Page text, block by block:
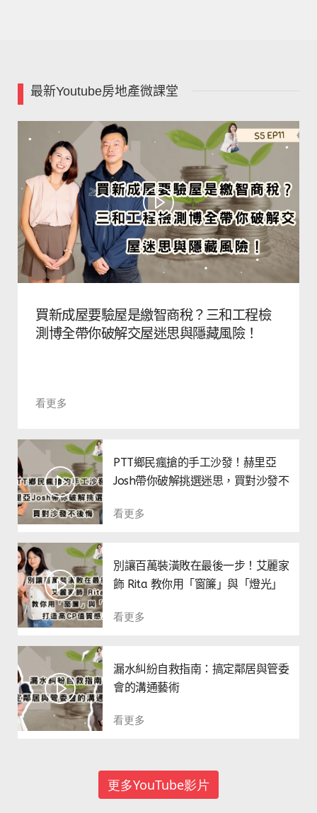
最新Youtube房地產微課堂
買新成屋要驗屋是繳智商稅？三和工程檢
測博全帶你破解交屋迷思與隱藏風險！
看更多
PTT鄉民瘋搶的手工沙發！赫里亞
Josh帶你破解挑選迷思，買對沙發不
看更多
別讓百萬裝潢敗在最後一步！艾麗家
飾 Rita 教你用「窗簾」與「燈光」
看更多
漏水糾紛自救指南：搞定鄰居與管委
會的溝通藝術
看更多
更多YouTube影片